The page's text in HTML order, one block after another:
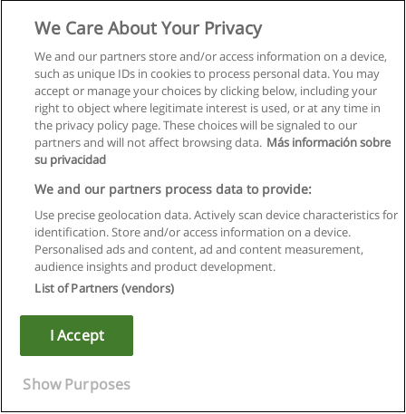
Regulamin
Polityka ochrony danych osobowych
Copyright © Educaedu Business S.L. - CIF : B-95610580: -
We Care About Your Privacy
We and our partners store and/or access information on a device,
such as unique IDs in cookies to process personal data. You may
accept or manage your choices by clicking below, including your
right to object where legitimate interest is used, or at any time in
the privacy policy page. These choices will be signaled to our
partners and will not affect browsing data. Más información sobre
su privacidad
We and our partners process data to provide:
Use precise geolocation data. Actively scan device characteristics for
identification. Store and/or access information on a device.
Personalised ads and content, ad and content measurement,
audience insights and product development.
List of Partners (vendors)
I Accept
Show Purposes